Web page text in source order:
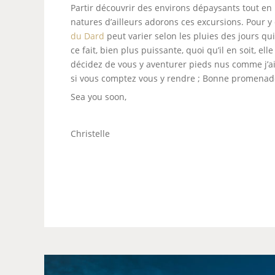
Partir découvrir des environs dépaysants tout en
natures d’ailleurs adorons ces excursions.
du Dard peut varier selon les pluies des jours
ce fait, bien plus puissante, quoi qu’il en soit,
décidez de vous y aventurer pieds nus comme
si vous comptez vous y rendre ; Bonne
Sea you soon,
Christelle